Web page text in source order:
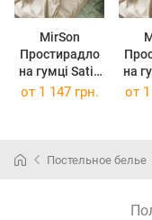
MirSon
Простирадло
на гумці Satin
Light Pro 10-
на
от 1 147 грн. от
Постельное белье